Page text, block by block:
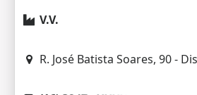
V.V.
R. José Batista Soares, 90 -